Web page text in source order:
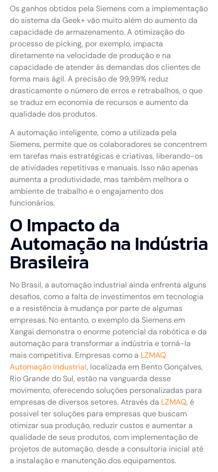
Os ganhos obtidos pela Siemens com a implementação
do sistema da Geek+ vão muito além do aumento da
capacidade de armazenamento. A otimização do
processo de picking, por exemplo, impacta
diretamente na velocidade de produção e na
capacidade de atender às demandas dos clientes de
forma mais ágil. A precisão de 99,99% reduz
drasticamente o número de erros e retrabalhos, o que
se traduz em economia de recursos e aumento da
qualidade dos produtos.
A automação inteligente, como a utilizada pela
Siemens, permite que os colaboradores se concentrem
em tarefas mais estratégicas e criativas, liberando-os
de atividades repetitivas e manuais. Isso não apenas
aumenta a produtividade, mas também melhora o
ambiente de trabalho e o engajamento dos
funcionários.
O Impacto da
Automação na Indústria
Brasileira
No Brasil, a automação industrial ainda enfrenta alguns
desafios, como a falta de investimentos em tecnologia
e a resistência à mudança por parte de algumas
empresas. No entanto, o exemplo da Siemens em
Xangai demonstra o enorme potencial da robótica e da
automação para transformar a indústria e torná-la
mais competitiva. Empresas como a LZMAQ
Automação Industrial, localizada em Bento Gonçalves,
Rio Grande do Sul, estão na vanguarda desse
movimento, oferecendo soluções personalizadas para
empresas de diversos setores. Através da LZMAQ, é
possivel ter soluções para empresas que buscam
otimizar sua produção, reduzir custos e aumentar a
qualidade de seus produtos, com implementação de
projetos de automação, desde a consultoria inicial até
a instalação e manutenção dos equipamentos.